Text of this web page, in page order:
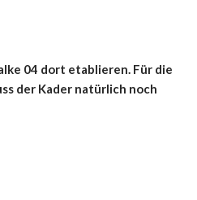
04 dort etablieren. Für die
der Kader natürlich noch